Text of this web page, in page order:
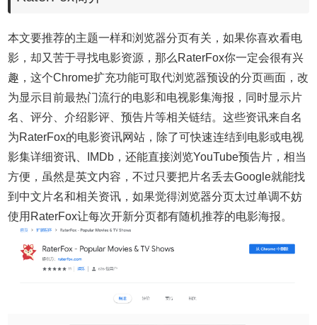
本文要推荐的主题一样和浏览器分页有关，如果你喜欢看电
影，却又苦于寻找电影资源，那么RaterFox你一定会很有兴
趣，这个Chrome扩充功能可取代浏览器预设的分页画面，改
为显示目前最热门流行的电影和电视影集海报，同时显示片
名、评分、介绍影评、预告片等相关链结。这些资讯来自名
为RaterFox的电影资讯网站，除了可快速连结到电影或电视
影集详细资讯、IMDb，还能直接浏览YouTube预告片，相当
方便，虽然是英文内容，不过只要把片名丢去Google就能找
到中文片名和相关资讯，如果觉得浏览器分页太过单调不妨
使用RaterFox让每次开新分页都有随机推荐的电影海报。